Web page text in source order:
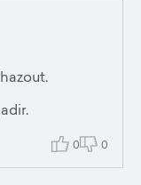
0 0